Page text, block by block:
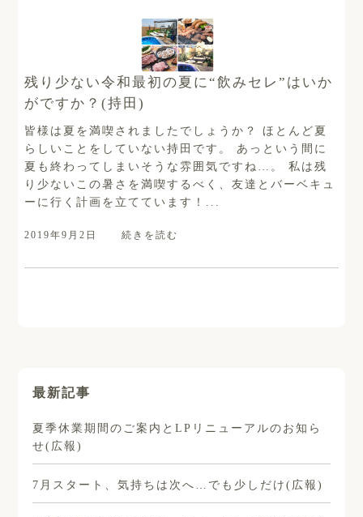
残り少ない令和最初の夏に“飲みセレ”はいか
がですか？(持田)
皆様は夏を満喫されましたでしょうか？ ほとんど夏
らしいことをしていない持田です。 あっという間に
夏も終わってしまいそうな雰囲気ですね…。 私は残
り少ないこの暑さを満喫するべく、友達とバーベキュ
ーに行く計画を立てています！...
2019年9月2日 続きを読む
最新記事
夏季休業期間のご案内とLPリニューアルのお知ら
せ(広報)
7月スタート、気持ちは次へ…でも少しだけ(広報)